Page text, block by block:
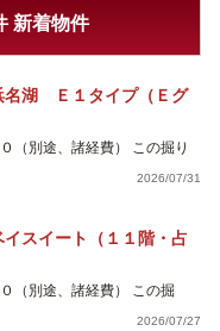
新着物件
湖 Ｅ１タイプ（Ｅグ
別途、諸経費） この掘り
2026/07/31
スイート（１１階・占
別途、諸経費） この掘
2026/07/27